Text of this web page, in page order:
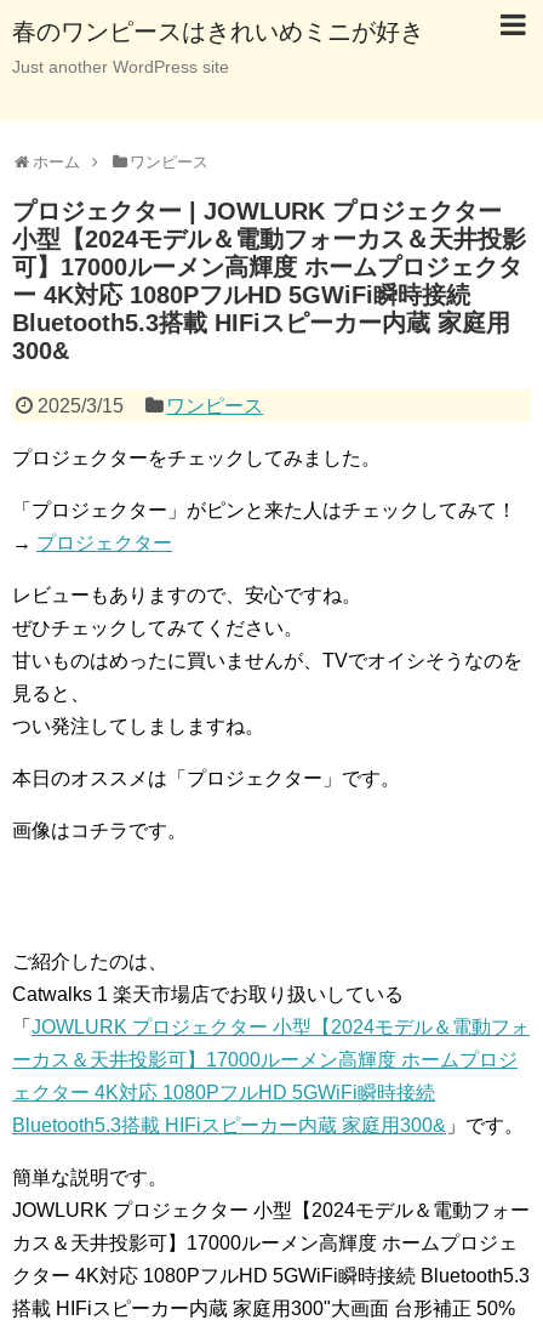
春のワンピースはきれいめミニが好き
Just another WordPress site
ホーム ワンピース
プロジェクター | JOWLURK プロジェクター
小型【2024モデル＆電動フォーカス＆天井投影
可】17000ルーメン高輝度 ホームプロジェクタ
ー 4K対応 1080PフルHD 5GWiFi瞬時接続
Bluetooth5.3搭載 HIFiスピーカー内蔵 家庭用
300&
2025/3/15 ワンピース
プロジェクターをチェックしてみました。
「プロジェクター」がピンと来た人はチェックしてみて！
→ プロジェクター
レビューもありますので、安心ですね。
ぜひチェックしてみてください。
甘いものはめったに買いませんが、TVでオイシそうなのを
見ると、
つい発注してしましますね。
本日のオススメは「プロジェクター」です。
画像はコチラです。
ご紹介したのは、
Catwalks 1 楽天市場店でお取り扱いしている
「 JOWLURK プロジェクター 小型【2024モデル＆電動フォ
ーカス＆天井投影可】17000ルーメン高輝度 ホームプロジ
ェクター 4K対応 1080PフルHD 5GWiFi瞬時接続
Bluetooth5.3搭載 HIFiスピーカー内蔵 家庭用300& 」です。
簡単な説明です。
JOWLURK プロジェクター 小型【2024モデル＆電動フォー
カス＆天井投影可】17000ルーメン高輝度 ホームプロジェ
クター 4K対応 1080PフルHD 5GWiFi瞬時接続 Bluetooth5.3
搭載 HIFiスピーカー内蔵 家庭用300"大画面 台形補正 50%